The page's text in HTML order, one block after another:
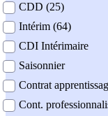
CDD (25)
Intérim (64)
CDI Intérimaire
Saisonnier
Contrat
Cont.